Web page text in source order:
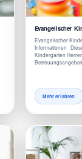
Evangelischer
Evangelischer
Informationen
Kindergarten
Mehr erfahren